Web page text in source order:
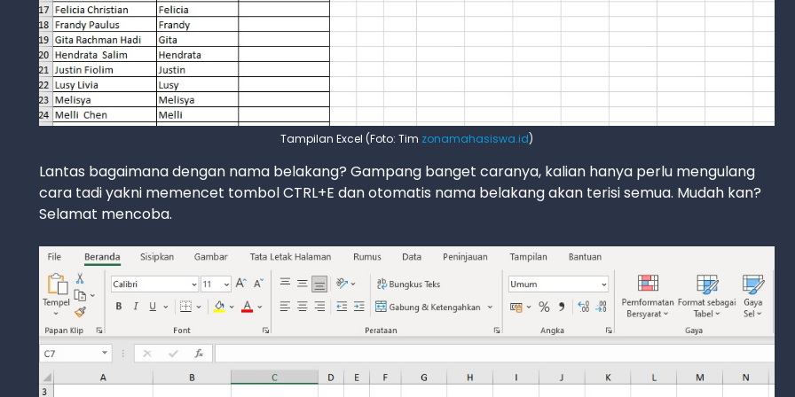
Tampilan Excel (Foto: Tim zonamahasiswa.id)
Lantas bagaimana dengan nama belakang? Gampang banget caranya, kalian hanya perlu mengulang
cara tadi yakni memencet tombol CTRL+E dan otomatis nama belakang akan terisi semua. Mudah kan?
Selamat mencoba.